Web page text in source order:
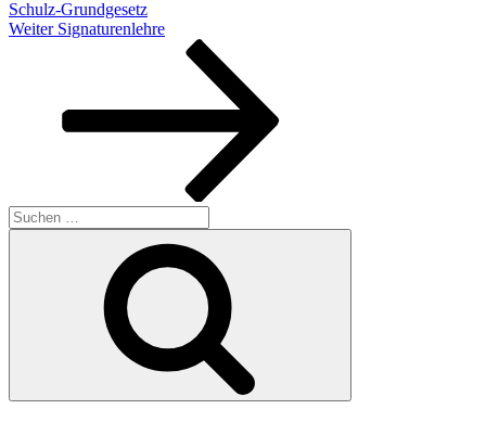
Schulz-Grundgesetz
Nächster
Weiter Signaturenlehre
Suchen
nach: